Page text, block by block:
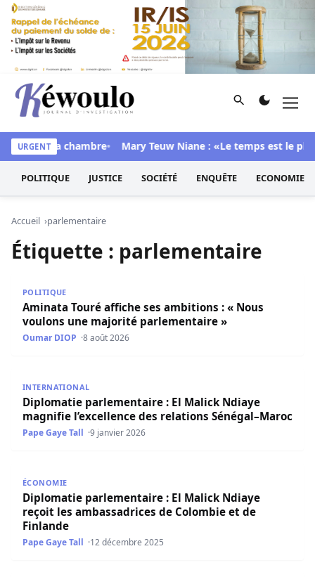
Aller au contenu
Kéwoulo, le premier site d'information et d'investigation
Rechercher
URGENT
dans sa chambre Mary Teuw Niane : «Le temps est le
POLITIQUE JUSTICE SOCIÉTÉ ENQUÊTE ECONOMIE
Accueil parlementaire
Étiquette : parlementaire
POLITIQUE
Aminata Touré affiche ses ambitions : « Nous
voulons une majorité parlementaire »
Oumar DIOP 8 août 2026
INTERNATIONAL
Diplomatie parlementaire : El Malick Ndiaye
magnifie l’excellence des relations Sénégal–Maroc
Pape Gaye Tall 9 janvier 2026
ÉCONOMIE
Diplomatie parlementaire : El Malick Ndiaye
reçoit les ambassadrices de Colombie et de
Finlande
Pape Gaye Tall 12 décembre 2025